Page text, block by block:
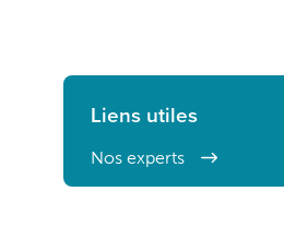
Liens utiles
Nos experts